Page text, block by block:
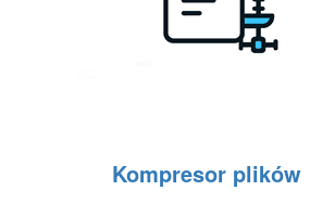
Kompresor plików